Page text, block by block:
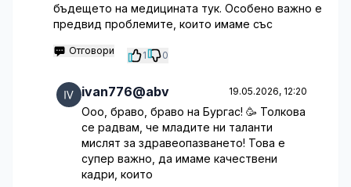
бъдещето на медицината тук. Особено важно е
предвид проблемите, които имаме със
Отговори 1 0
ivan776@abv 19.05.2026, 12:20
Ооо, браво, браво на Бургас! 🥳 Толкова
се радвам, че младите ни таланти
мислят за здравеопазването! Това е
супер важно, да имаме качествени
кадри, които